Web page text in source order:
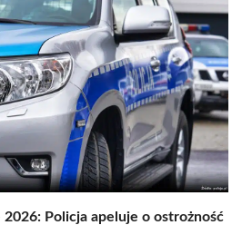
2026: Policja apeluje o ostrożność